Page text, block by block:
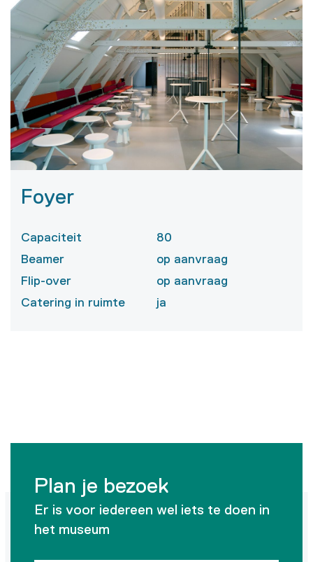
Foyer
Capaciteit
80
Beamer
op aanvraag
Flip-over
op aanvraag
Catering in ruimte
ja
Plan je bezoek
Er is voor iedereen wel iets te doen in
het museum